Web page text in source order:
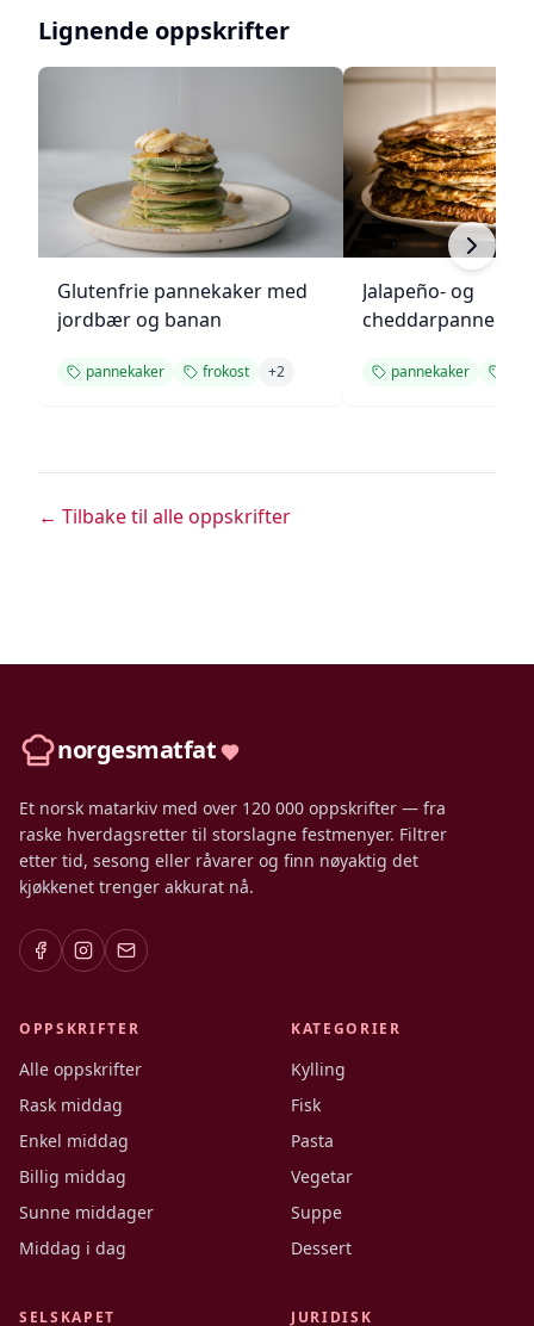
Lignende oppskrifter
Glutenfrie pannekaker med
jordbær og banan
pannekaker frokost +2
Jalapeño- og
pannekaker
← Tilbake til alle oppskrifter
norgesmatfat
Et norsk matarkiv med over 120 000 oppskrifter — fra
raske hverdagsretter til storslagne festmenyer. Filtrer
etter tid, sesong eller råvarer og finn nøyaktig det
kjøkkenet trenger akkurat nå.
OPPSKRIFTER
Alle oppskrifter
Rask middag
Enkel middag
Billig middag
Sunne middager
Middag i dag
KATEGORIER
Kylling
Fisk
Pasta
Vegetar
Suppe
Dessert
SELSKAPET JURIDISK